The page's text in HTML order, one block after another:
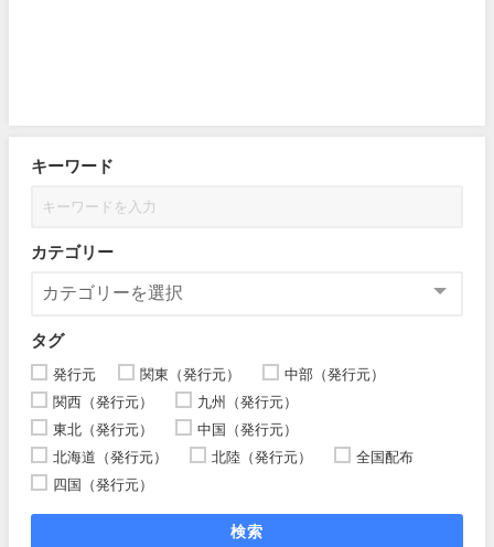
キーワード
カテゴリー
タグ
発行元 関東（発行元）
中部（発行元）
関西（発行元）
九州（発行元）
東北（発行元）
中国（発行元）
北海道（発行元）
北陸（発行元）
全国配布
四国（発行元）
検索